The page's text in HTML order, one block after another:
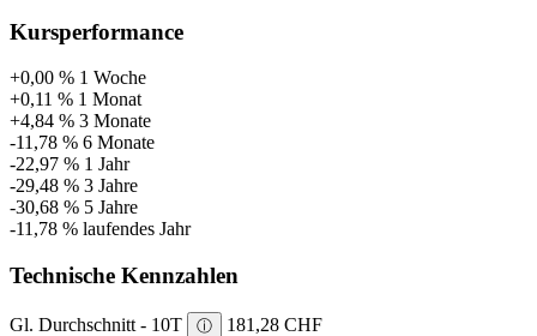
Kursperformance
+0,00 % 1 Woche
+0,11 % 1 Monat
+4,84 % 3 Monate
-11,78 % 6 Monate
-22,97 % 1 Jahr
-29,48 % 3 Jahre
-30,68 % 5 Jahre
-11,78 % laufendes Jahr
Technische Kennzahlen
Gl. Durchschnitt - 10T ⓘ
181,28 CHF